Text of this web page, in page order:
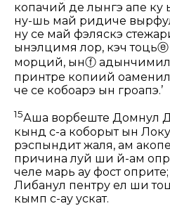
копачий де лынгэ апе
ну-шь май ридиче
ну се май фэляскэ
ынэлцимя лор, кэч тоцьⓔ
морций, ынⓕ
принтре копиий
че се кобоарэ ын гроапэ.’
15Аша ворбеште Домнул
кынд с-а коборыт ын
рэспындит жаля, ам
причина луй ши й-ам
челе марь ау фост
Либанул пентру ел ши
кымп с-ау ускат.